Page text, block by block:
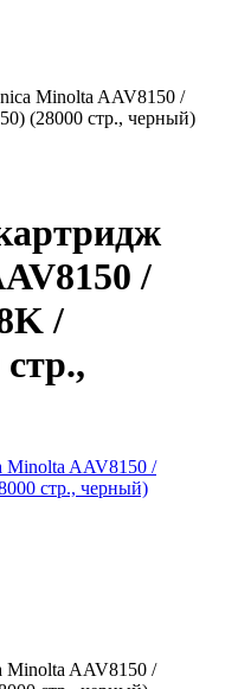
Minolta AAV8150 /
(28000 стр., черный)
/
/